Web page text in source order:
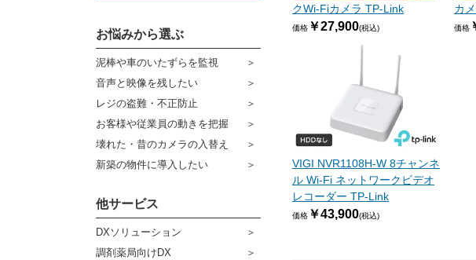
その他形状のカメラ
ハウジング
ブラケット
ケーブル
コネクター
その他周辺機器
防災グッズ
センサーライト・アラーム
防犯ステッカー
宅配ボックス
販売終了商品
お悩みから選ぶ
泥棒や車のいたずらを監視
音声と映像を残したい
レジの盗難・不正防止
お客様や従業員の動きを把握
壊れた・昔のカメラの入替え
新築の物件に導入したい
他サービス
DXソリューション
調剤薬局向けDX
クWi-Fiカメラ TP-Link
価格 ￥27,900(税込)
カ
価格
VIGI NVR1108H-W 8チャンネ
ル Wi-Fi ネットワークビデオ
レコーダー TP-Link
価格 ￥43,900(税込)